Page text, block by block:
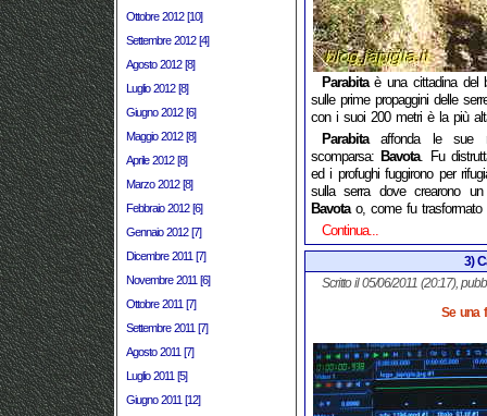
Ottobre 2012 [10]
Settembre 2012 [4]
Agosto 2012 [8]
Luglio 2012 [8]
Giugno 2012 [6]
Maggio 2012 [8]
Aprile 2012 [8]
Marzo 2012 [8]
Febbraio 2012 [6]
Gennaio 2012 [7]
Dicembre 2011 [7]
Novembre 2011 [6]
Ottobre 2011 [7]
Settembre 2011 [7]
Agosto 2011 [7]
Luglio 2011 [5]
Giugno 2011 [12]
Parabitaè una cittadina del
sulle prime propaggini delle
con i suoi 200 metri è la più
Parabitaaffonda le sue
scomparsa: Bavota. Fu
ed i profughi fuggirono per
sulla serra dove crearono
Bavotao, come fu trasformato
Continua...
3)
Scritto il 05/06/2011 (20:17),
Se una